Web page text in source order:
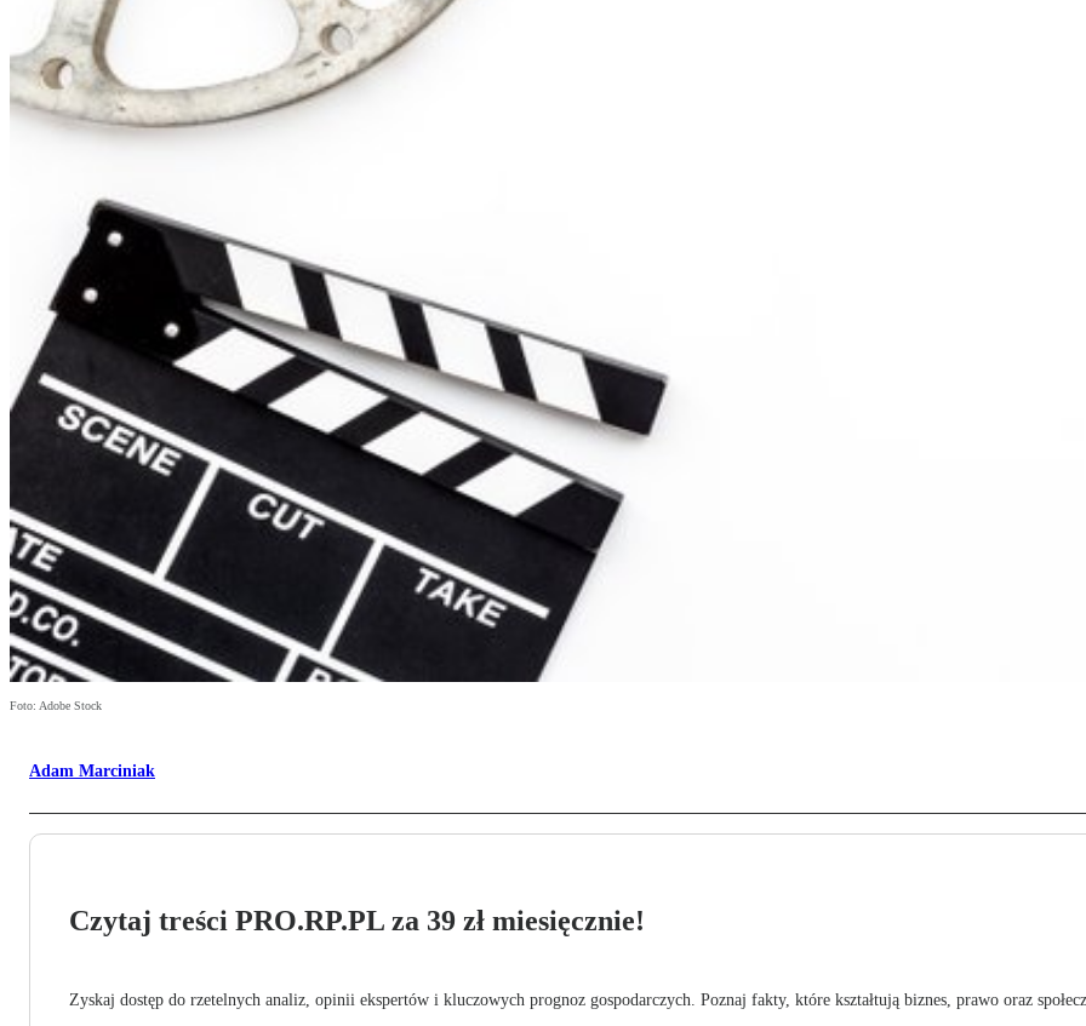
Foto: Adobe Stock
Adam Marciniak
Czytaj treści PRO.RP.PL za 39 zł miesięcznie!
Zyskaj dostęp do rzetelnych analiz, opinii ekspertów i kluczowych prognoz gospodarczych. Poznaj fakty, które kształtują biznes, prawo oraz